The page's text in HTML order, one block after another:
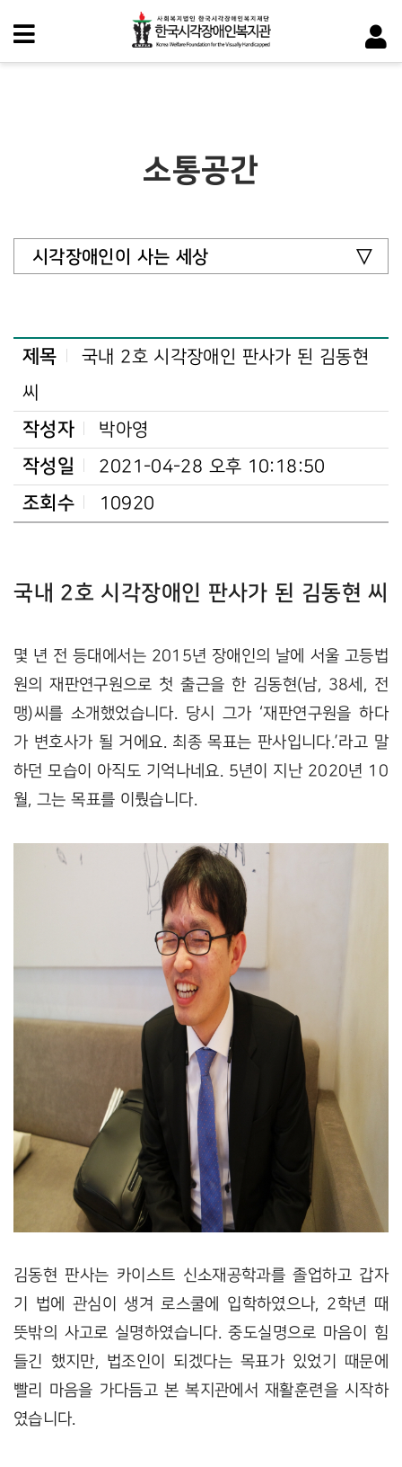
소통공간
시각장애인이 사는 세상
제목
국내 2호 시각장애인 판사가 된 김동현
씨
작성자 박아영
작성일 2021-04-28 오후 10:18:50
조회수 10920
국내 2호 시각장애인 판사가 된 김동현 씨
몇 년 전 등대에서는 2015년 장애인의 날에 서울 고등법
원의 재판연구원으로 첫 출근을 한 김동현(남, 38세, 전
맹)씨를 소개했었습니다. 당시 그가 ‘재판연구원을 하다
가 변호사가 될 거에요. 최종 목표는 판사입니다.’라고 말
하던 모습이 아직도 기억나네요. 5년이 지난 2020년 10
월, 그는 목표를 이뤘습니다.
김동현 판사는 카이스트 신소재공학과를 졸업하고 갑자
기 법에 관심이 생겨 로스쿨에 입학하였으나, 2학년 때
뜻밖의 사고로 실명하였습니다. 중도실명으로 마음이 힘
들긴 했지만, 법조인이 되겠다는 목표가 있었기 때문에
빨리 마음을 가다듬고 본 복지관에서 재활훈련을 시작하
였습니다.